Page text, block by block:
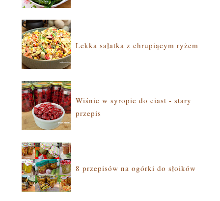
Lekka sałatka z chrupiącym ryżem
Wiśnie w syropie do ciast - stary
przepis
8 przepisów na ogórki do słoików